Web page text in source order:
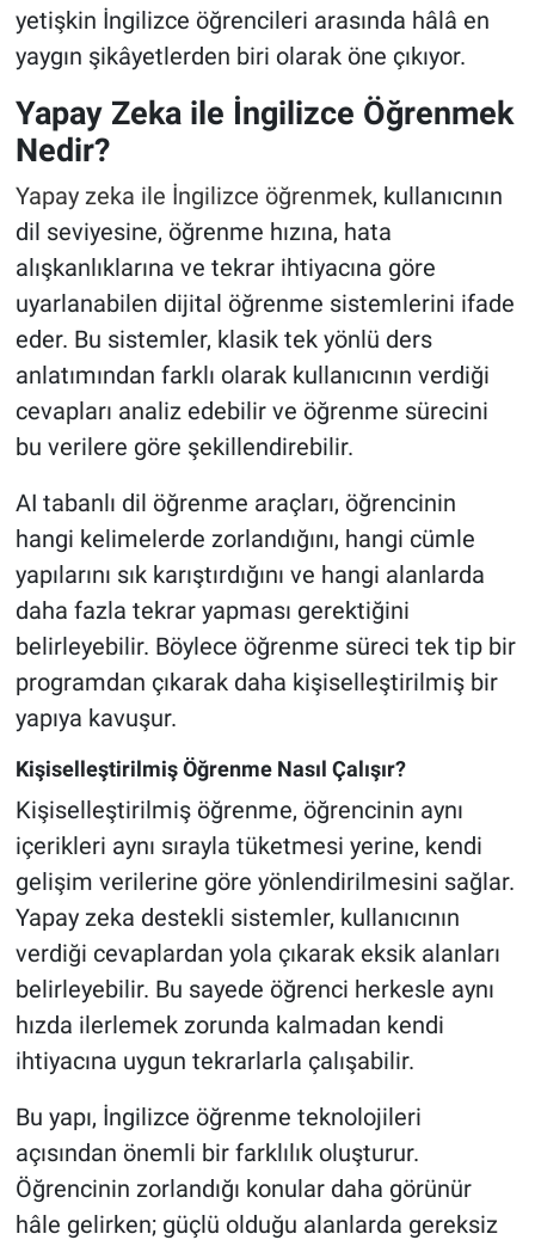
yetişkin İngilizce öğrencileri arasında hâlâ en
yaygın şikâyetlerden biri olarak öne çıkıyor.
Yapay Zeka ile İngilizce Öğrenmek
Nedir?
Yapay zeka ile İngilizce öğrenmek, kullanıcının
dil seviyesine, öğrenme hızına, hata
alışkanlıklarına ve tekrar ihtiyacına göre
uyarlanabilen dijital öğrenme sistemlerini ifade
eder. Bu sistemler, klasik tek yönlü ders
anlatımından farklı olarak kullanıcının verdiği
cevapları analiz edebilir ve öğrenme sürecini
bu verilere göre şekillendirebilir.
AI tabanlı dil öğrenme araçları, öğrencinin
hangi kelimelerde zorlandığını, hangi cümle
yapılarını sık karıştırdığını ve hangi alanlarda
daha fazla tekrar yapması gerektiğini
belirleyebilir. Böylece öğrenme süreci tek tip bir
programdan çıkarak daha kişiselleştirilmiş bir
yapıya kavuşur.
Kişiselleştirilmiş Öğrenme Nasıl Çalışır?
Kişiselleştirilmiş öğrenme, öğrencinin aynı
içerikleri aynı sırayla tüketmesi yerine, kendi
gelişim verilerine göre yönlendirilmesini sağlar.
Yapay zeka destekli sistemler, kullanıcının
verdiği cevaplardan yola çıkarak eksik alanları
belirleyebilir. Bu sayede öğrenci herkesle aynı
hızda ilerlemek zorunda kalmadan kendi
ihtiyacına uygun tekrarlarla çalışabilir.
Bu yapı, İngilizce öğrenme teknolojileri
açısından önemli bir farklılık oluşturur.
Öğrencinin zorlandığı konular daha görünür
hâle gelirken; güçlü olduğu alanlarda gereksiz